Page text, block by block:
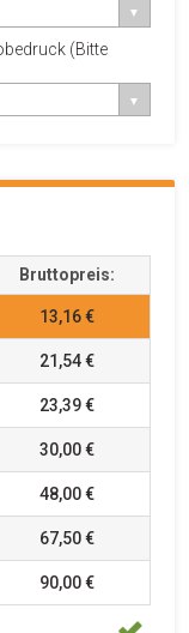
(Bitte
Bruttopreis:
13,16 €
21,54 €
23,39 €
30,00 €
48,00 €
67,50 €
90,00 €